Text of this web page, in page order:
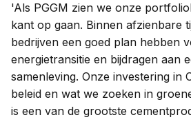
'Als PGGM zien we onze
kant op gaan. Binnen afzienbare
bedrijven een goed plan hebben
energietransitie en bijdragen aan
samenleving. Onze investering in
beleid en wat we zoeken in
is een van de grootste